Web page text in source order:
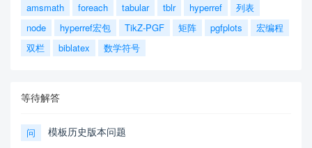
amsmath
foreach tabular tblr hyperref
列表
node
hyperref宏包 TikZ-PGF 矩阵 pgfplots
宏编程
双栏
biblatex 数学符号
等待解答
问 模板历史版本问题